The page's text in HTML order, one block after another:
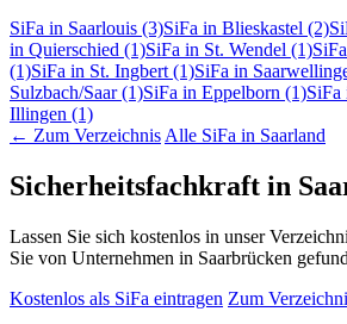
SiFa in Saarlouis (3)SiFa in Blieskastel (2)
in Quierschied (1)SiFa in St. Wendel (1)
(1)SiFa in St. Ingbert (1)SiFa in
Sulzbach/Saar(1)SiFa in Eppelborn (1)SiFa
Illingen (1)
← Zum Verzeichnis Alle SiFa in Saarland
Sicherheitsfachkraft in
Lassen Sie sich kostenlos in unser
Sie von Unternehmen in Saarbrücken
Kostenlos als SiFa eintragen Zum